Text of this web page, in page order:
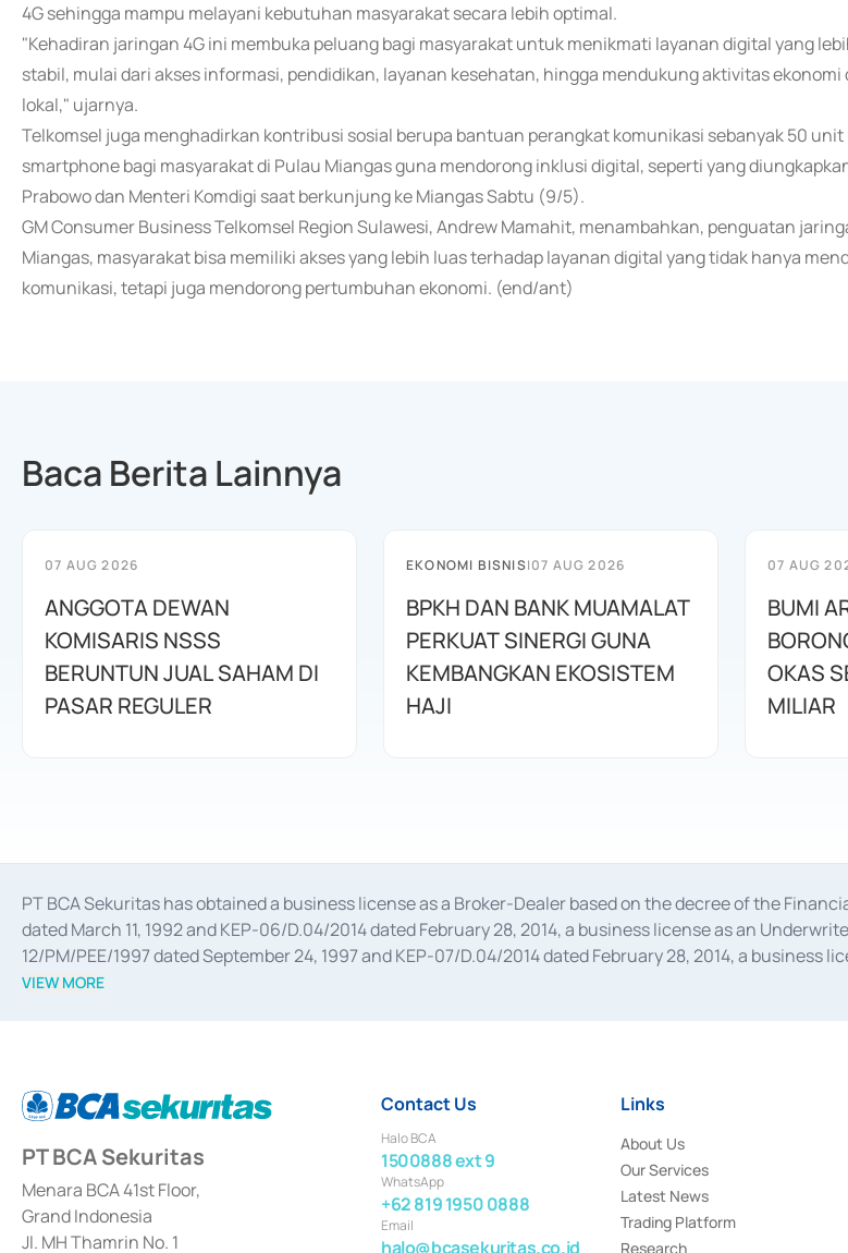
4G sehingga mampu melayani kebutuhan masyarakat secara lebih optimal.
"Kehadiran jaringan 4G ini membuka peluang bagi masyarakat untuk menikmati layanan digital yang
stabil, mulai dari akses informasi, pendidikan, layanan kesehatan, hingga mendukung aktivitas ekonomi
lokal," ujarnya.
Telkomsel juga menghadirkan kontribusi sosial berupa bantuan perangkat komunikasi sebanyak 50 unit
smartphone bagi masyarakat di Pulau Miangas guna mendorong inklusi digital, seperti yang
Prabowo dan Menteri Komdigi saat berkunjung ke Miangas Sabtu (9/5).
GM Consumer Business Telkomsel Region Sulawesi, Andrew Mamahit, menambahkan, penguatan
Miangas, masyarakat bisa memiliki akses yang lebih luas terhadap layanan digital yang tidak hanya
komunikasi, tetapi juga mendorong pertumbuhan ekonomi. (end/ant)
Baca Berita Lainnya
07 AUG 2026
ANGGOTA DEWAN
KOMISARIS NSSS
BERUNTUN JUAL SAHAM DI
PASAR REGULER
EKONOMI BISNIS|07 AUG 2026
BPKH DAN BANK MUAMALAT
PERKUAT SINERGI GUNA
KEMBANGKAN EKOSISTEM
HAJI
07 AUG
BUMI
OKAS
MILIAR
PT BCA Sekuritas has obtained a business license as a Broker-Dealer based on the decree of the
dated March 11, 1992 and KEP-06/D.04/2014 dated February 28, 2014, a business license as an
12/PM/PEE/1997 dated September 24, 1997 and KEP-07/D.04/2014 dated February 28, 2014, a
divestments, and joint ventures based on the decree of the Financial Services Authority Number S-67/
Settlement of Commercial Paper Transactions whose license was issued in 2018.
VIEW MORE
PT BCA Sekuritas
Menara BCA 41st Floor,
Grand Indonesia
Jl. MH Thamrin No. 1
Contact Us
Halo BCA
1500888 ext 9
WhatsApp
+62 819 1950 0888
Email
halo@bcasekuritas.co.id
Links
About Us
Our Services
Latest News
Trading Platform
Research